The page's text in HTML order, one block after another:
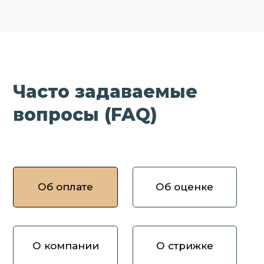
Часто задаваемые
вопросы (FAQ)
Об оплате Об оценке
О компании О стрижке